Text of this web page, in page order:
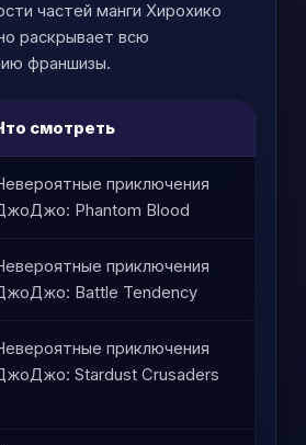
частей манги Хирохико
раскрывает всю
франшизы.
смотреть
приключения
Phantom Blood
приключения
Battle Tendency
приключения
Stardust Crusaders